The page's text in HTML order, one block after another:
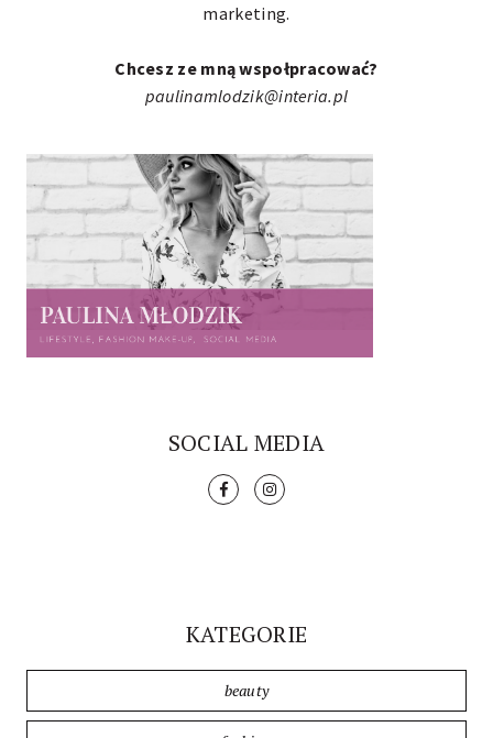
marketing.
Chcesz ze mną wspołpracować?
paulinamlodzik@interia.pl
SOCIAL MEDIA
KATEGORIE
beauty